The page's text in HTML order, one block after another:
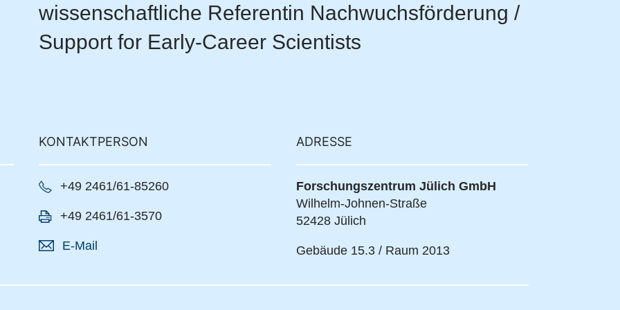
wissenschaftliche Referentin Nachwuchsförderung /
Support for Early-Career Scientists
KONTAKTPERSON
+49 2461/61-85260
+49 2461/61-3570
E-Mail
ADRESSE
Forschungszentrum Jülich GmbH
Wilhelm-Johnen-Straße
52428 Jülich
Gebäude 15.3 / Raum 2013